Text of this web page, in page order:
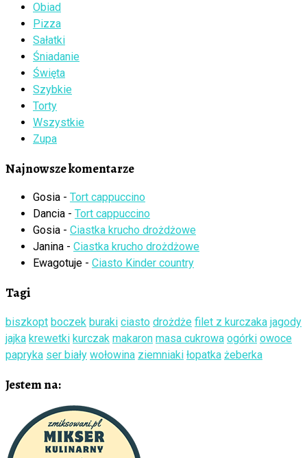
Obiad
Pizza
Sałatki
Śniadanie
Święta
Szybkie
Torty
Wszystkie
Zupa
Najnowsze komentarze
Gosia - Tort cappuccino
Dancia - Tort cappuccino
Gosia - Ciastka krucho drożdżowe
Janina - Ciastka krucho drożdżowe
Ewagotuje - Ciasto Kinder country
Tagi
biszkopt boczek buraki ciasto drożdże filet z kurczaka jagody
jajka krewetki kurczak makaron masa cukrowa ogórki owoce
papryka ser biały wołowina ziemniaki łopatka żeberka
Jestem na: